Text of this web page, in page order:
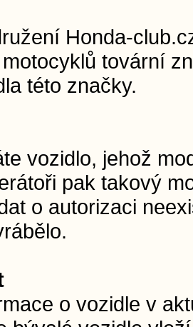
Honda-
tovární
této značky.
vozidlo, jehož
pak takový
o autorizaci
o vozidle v